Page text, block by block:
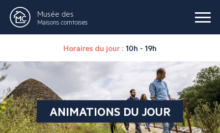
Musée des
Maisons comtoises
Horaires du jour : 10h - 19h
ANIMATIONS DU JOUR